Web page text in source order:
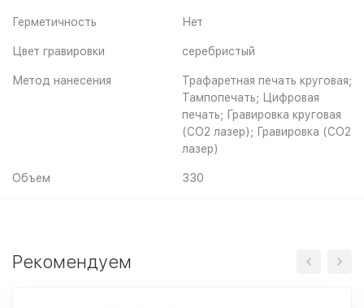
Герметичность Нет
Цвет гравировки серебристый
Метод нанесения
Трафаретная печать круговая;
Тампопечать; Цифровая
печать; Гравировка круговая
(CO2 лазер); Гравировка (CO2
лазер)
Объем 330
Рекомендуем